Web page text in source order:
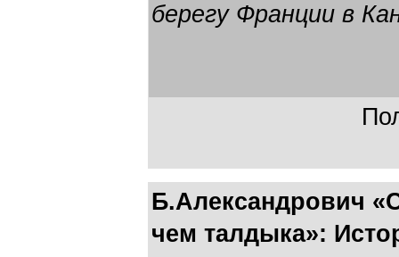
берегу Франции в
Б.Александрович
чем талдыка»: